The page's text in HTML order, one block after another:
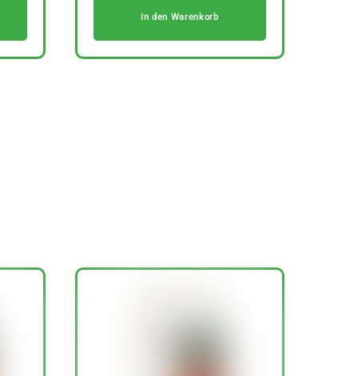
In den Warenkorb